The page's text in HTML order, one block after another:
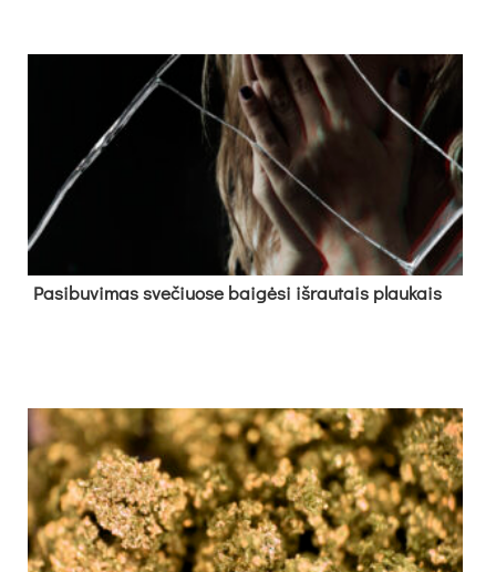
Pa­si­bu­vi­mas sve­čiuo­se bai­gė­si iš­rau­tais plau­kais